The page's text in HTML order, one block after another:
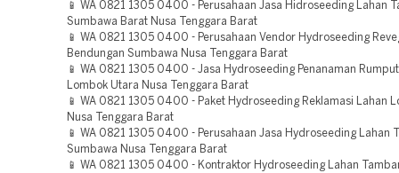
📱 WA 0821 1305 0400 - Perusahaan Jasa Hidroseeding Lahan
Sumbawa Barat Nusa Tenggara Barat
📱 WA 0821 1305 0400 - Perusahaan Vendor Hydroseeding
Bendungan Sumbawa Nusa Tenggara Barat
📱 WA 0821 1305 0400 - Jasa Hydroseeding Penanaman
Lombok Utara Nusa Tenggara Barat
📱 WA 0821 1305 0400 - Paket Hydroseeding Reklamasi Lahan
Nusa Tenggara Barat
📱 WA 0821 1305 0400 - Perusahaan Jasa Hydroseeding Lahan
Sumbawa Nusa Tenggara Barat
📱 WA 0821 1305 0400 - Kontraktor Hydroseeding Lahan